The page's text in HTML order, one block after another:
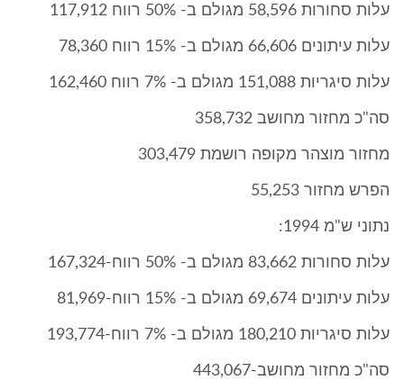
עלות סחורות 58,596 מגולם ב- 50% רווח 117,912
עלות עיתונים 66,606 מגולם ב- 15% רווח 78,360
עלות סיגריות 151,088 מגולם ב- 7% רווח 162,460
סה"כ מחזור מחושב 358,732
מחזור מוצהר מקופה רושמת 303,479
הפרש מחזור 55,253
נתוני ש"מ 1994:
עלות סחורות 83,662 מגולם ב- 50% רווח-167,324
עלות עיתונים 69,674 מגולם ב- 15% רווח-81,969
עלות סיגריות 180,210 מגולם ב- 7% רווח-193,774
סה"כ מחזור מחושב-443,067